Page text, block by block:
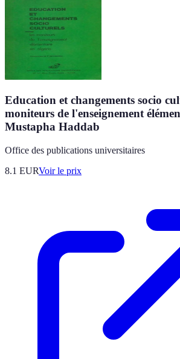
Education et changements socio
moniteurs de l'enseignement
Mustapha Haddab
Office des publications universitaires
8.1 EURVoir le prix